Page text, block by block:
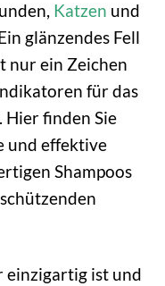
Katzen und
glänzendes Fell
nur ein Zeichen
für das
Hier finden Sie
und effektive
Shampoos
einzigartig ist und